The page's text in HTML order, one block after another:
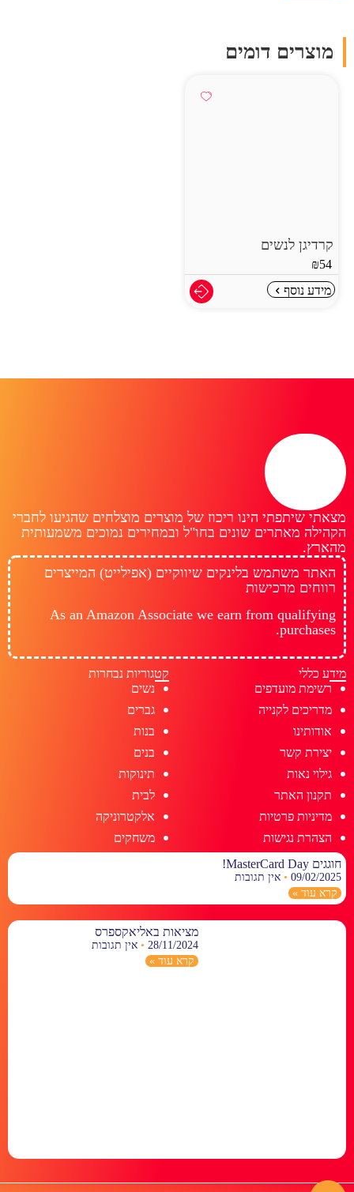
מוצרים דומים
קרדיגן לנשים
₪54
מידע נוסף
מצאתי שיתפתי הינו ריכוז של מוצרים מוצלחים שהגיעו לחברי
הקהילה מאתרים שונים בחו"ל ובמחירים נמוכים משמעותית
מהארץ.
האתר משתמש בלינקים שיווקיים (אפילייט) המייצרים
רווחים מרכישות
As an Amazon Associate we earn from qualifying
purchases.
מידע כללי
רשימת מועדפים
מדריכים לקנייה
אודותינו
יצירת קשר
גילוי נאות
תקנון האתר
מדיניות פרטיות
הצהרת נגישות
קטגוריות נבחרות
נשים
גברים
בנות
בנים
תינוקות
לבית
אלקטרוניקה
משחקים
חוגגים MasterCard Day!
09/02/2025
אין תגובות
קרא עוד »
מציאות באליאקספרס
28/11/2024 אין תגובות
קרא עוד »